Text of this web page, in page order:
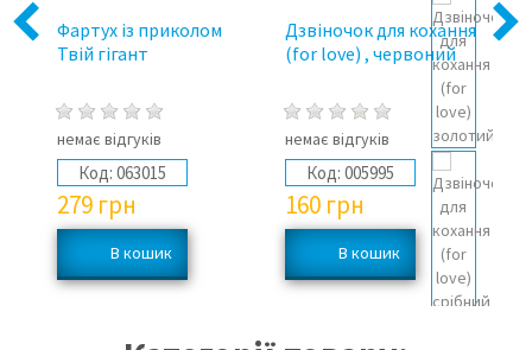
PreviousФартух із приколом
Твій гігант
немає відгуків
Код: 063015
279 грн
Дзвіночок для кохання
(for love) , червоний
немає відгуків
Код: 005995
160 грн
Next